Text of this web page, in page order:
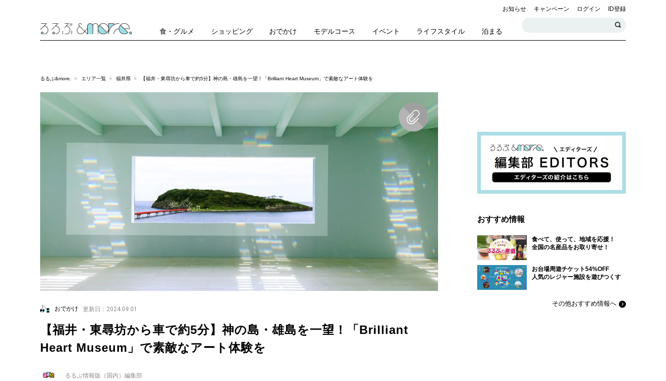
お知らせ キャンペーン ログイン ID登録
食・グルメ ショッピング おでかけ モデルコース イベント ライフスタイル 泊まる
るるぶ&more. エリア一覧 福井県 【福井・東尋坊から車で約5分】神の島・雄島を一望！「Brilliant Heart Museum」で素敵なアート体験を
おでかけ 更新日：2024.09.01
【福井・東尋坊から車で約5分】神の島・雄島を一望！「Brilliant
Heart Museum」で素敵なアート体験を
るるぶ情報版（国内）編集部
おすすめ情報
食べて、使って、地域を応援！
全国の名産品をお取り寄せ！
お台場周遊チケット54%OFF
人気のレジャー施設を遊びつくす
その他おすすめ情報へ